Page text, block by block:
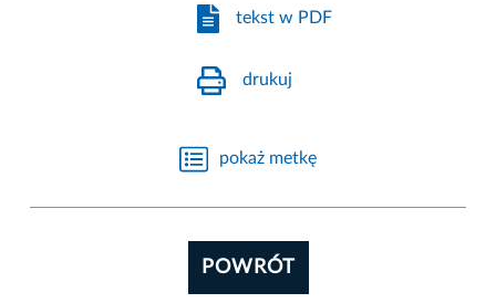
tekst w PDF
drukuj
pokaż metkę
POWRÓT